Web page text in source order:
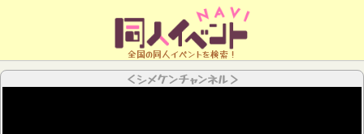
全国の同人イベントを検索！
＜シメケンチャンネル＞